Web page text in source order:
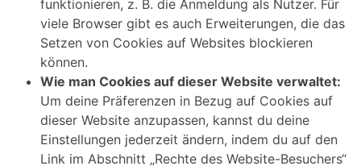
funktionieren, z. B. die Anmeldung als Nutzer. Für
viele Browser gibt es auch Erweiterungen, die das
Setzen von Cookies auf Websites blockieren
können.
Wie man Cookies auf dieser Website verwaltet:
Um deine Präferenzen in Bezug auf Cookies auf
dieser Website anzupassen, kannst du deine
Einstellungen jederzeit ändern, indem du auf den
Link im Abschnitt „Rechte des Website-Besuchers“